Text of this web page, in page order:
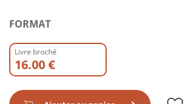
FORMAT
Livre broché
16.00 €